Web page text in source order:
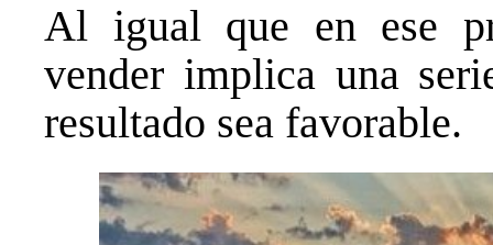
Al igual que en ese
vender implica una
resultado sea favorable.